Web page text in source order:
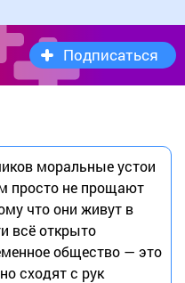
Подписаться
моральные устои
просто не прощают
что они живут в
всё открыто
общество — это
сходят с рук